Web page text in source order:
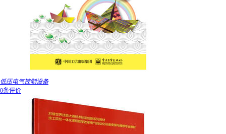
低压电气控制设备
0条评价